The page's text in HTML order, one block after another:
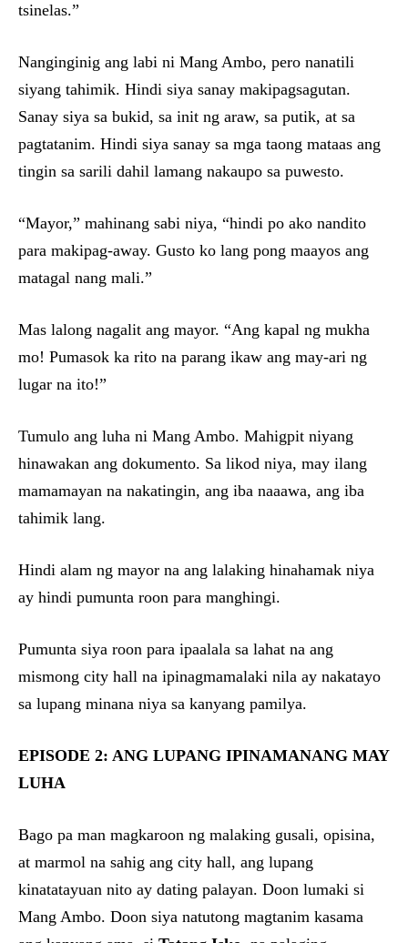
tsinelas.”
Nanginginig ang labi ni Mang Ambo, pero nanatili
siyang tahimik. Hindi siya sanay makipagsagutan.
Sanay siya sa bukid, sa init ng araw, sa putik, at sa
pagtatanim. Hindi siya sanay sa mga taong mataas ang
tingin sa sarili dahil lamang nakaupo sa puwesto.
“Mayor,” mahinang sabi niya, “hindi po ako nandito
para makipag-away. Gusto ko lang pong maayos ang
matagal nang mali.”
Mas lalong nagalit ang mayor. “Ang kapal ng mukha
mo! Pumasok ka rito na parang ikaw ang may-ari ng
lugar na ito!”
Tumulo ang luha ni Mang Ambo. Mahigpit niyang
hinawakan ang dokumento. Sa likod niya, may ilang
mamamayan na nakatingin, ang iba naaawa, ang iba
tahimik lang.
Hindi alam ng mayor na ang lalaking hinahamak niya
ay hindi pumunta roon para manghingi.
Pumunta siya roon para ipaalala sa lahat na ang
mismong city hall na ipinagmamalaki nila ay nakatayo
sa lupang minana niya sa kanyang pamilya.
EPISODE 2: ANG LUPANG IPINAMANANG MAY
LUHA
Bago pa man magkaroon ng malaking gusali, opisina,
at marmol na sahig ang city hall, ang lupang
kinatatayuan nito ay dating palayan. Doon lumaki si
Mang Ambo. Doon siya natutong magtanim kasama